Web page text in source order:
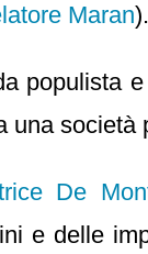
Maran).
De
e delle